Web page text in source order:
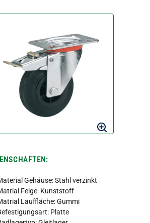
Gehäuse: Stahl verzinkt
Felge: Kunststoff
Lauffläche: Gummi
Platte